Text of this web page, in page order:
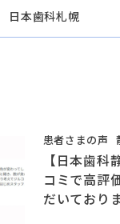
日本歯科札幌
患者さまの声
【日本歯科
コミで高評
だいており